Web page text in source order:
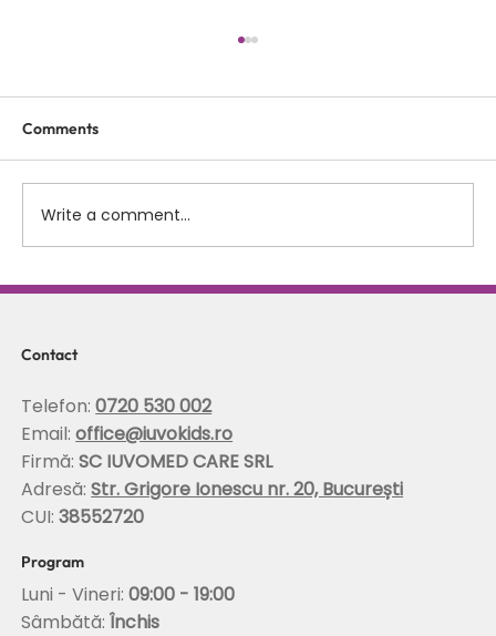
Scolioza la copii: rolul terapiei Schroth in
coloanei
Comments
Write a comment...
Program
Luni - Vineri:09:00 - 19:00
Sâmbătă:Închis
Contact
Telefon:0720 530 002
Email:office@iuvokids.ro
Firmă:SC IUVOMED CARE SRL
Adresă:Str. Grigore Ionescu nr. 20, București
CUI:38552720